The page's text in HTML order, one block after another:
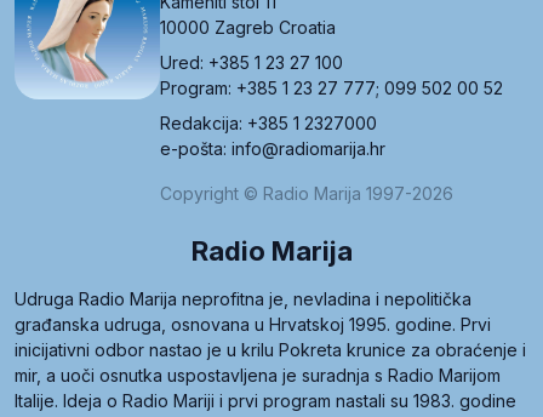
10000 Zagreb Croatia
Ured: +385 1 23 27 100
Program: +385 1 23 27 777; 099 502 00 52
Redakcija: +385 1 2327000
e-pošta: info@radiomarija.hr
Copyright © Radio Marija 1997-2026
Radio Marija
Udruga Radio Marija neprofitna je, nevladina i nepolitička
građanska udruga, osnovana u Hrvatskoj 1995. godine. Prvi
inicijativni odbor nastao je u krilu Pokreta krunice za obraćenje i
mir, a uoči osnutka uspostavljena je suradnja s Radio Marijom
Italije. Ideja o Radio Mariji i prvi program nastali su 1983. godine